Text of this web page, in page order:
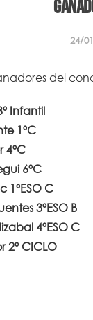
24/
del
Infantil
1ºC
4ºC
6ºC
1ºESO C
3ºESO B
4ºESO C
2º CICLO